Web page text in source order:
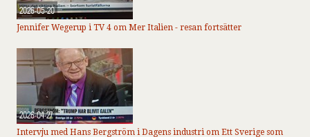
2026-05-20
Jennifer Wegerup i TV 4 om Mer Italien - resan fortsätter
2026-04-27
Intervju med Hans Bergström i Dagens industri om Ett Sverige som